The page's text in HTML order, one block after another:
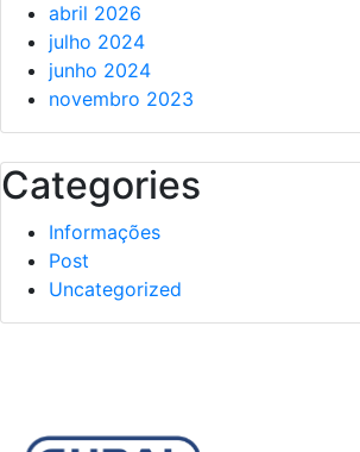
abril 2026
julho 2024
junho 2024
novembro 2023
Categories
Informações
Post
Uncategorized